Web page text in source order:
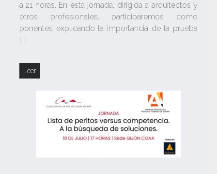
a 21 horas. En esta jornada, dirigida a arquitectos y
otros profesionales, participaremos como
ponentes explicando la importancia de la prueba
[…]
Leer